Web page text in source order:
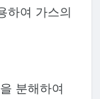
하여 가스의
분해하여